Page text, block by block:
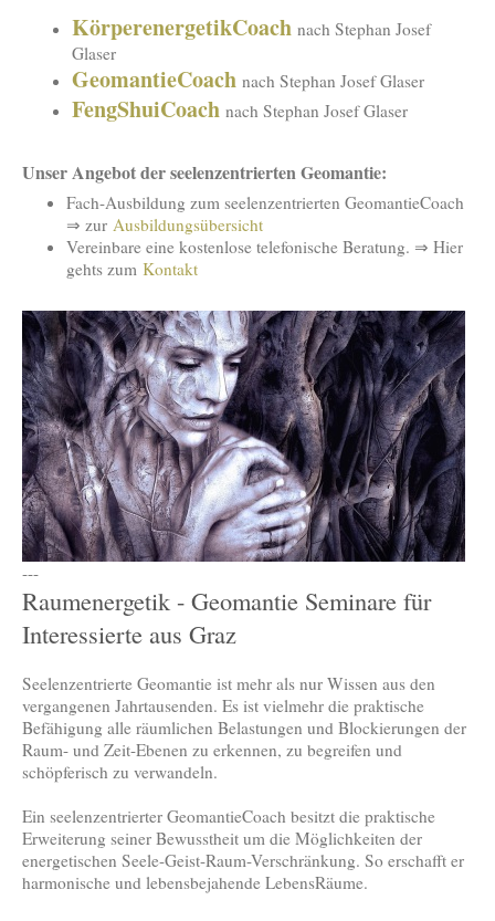
KörperenergetikCoach nach Stephan Josef
Glaser
GeomantieCoach nach Stephan Josef Glaser
FengShuiCoach nach Stephan Josef Glaser
Unser Angebot der seelenzentrierten Geomantie:
Fach-Ausbildung zum seelenzentrierten GeomantieCoach
⇒ zur Ausbildungsübersicht
Vereinbare eine kostenlose telefonische Beratung. ⇒ Hier
gehts zum Kontakt
---
Raumenergetik - Geomantie Seminare für
Interessierte aus Graz
Seelenzentrierte Geomantie ist mehr als nur Wissen aus den
vergangenen Jahrtausenden. Es ist vielmehr die praktische
Befähigung alle räumlichen Belastungen und Blockierungen der
Raum- und Zeit-Ebenen zu erkennen, zu begreifen und
schöpferisch zu verwandeln.
Ein seelenzentrierter GeomantieCoach besitzt die praktische
Erweiterung seiner Bewusstheit um die Möglichkeiten der
energetischen Seele-Geist-Raum-Verschränkung. So erschafft er
harmonische und lebensbejahende LebensRäume.